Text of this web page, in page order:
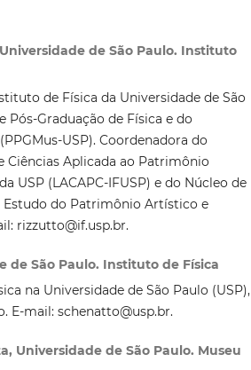
de São Paulo. Instituto
de Física da Universidade de São
Pós-Graduação de Física e do
USP). Coordenadora do
Aplicada ao Patrimônio
USP (LACAPC-IFUSP) e do Núcleo de
Estudo do Patrimônio Artístico e
rizzutto@if.usp.br.
de São Paulo. Instituto de Física
na Universidade de São Paulo (USP),
E-mail: schenatto@usp.br.
Universidade de São Paulo. Museu